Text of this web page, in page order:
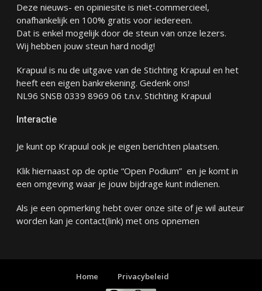
Deze nieuws- en opiniesite is niet-commercieel,
onafhankelijk en 100% gratis voor iedereen.
Dat is enkel mogelijk door de steun van onze lezers.
Wij hebben jouw steun hard nodig!
Krapuul is nu de uitgave van de Stichting Krapuul en het
heeft een eigen bankrekening. Gedenk ons!
NL96 SNSB 0339 8969 06 t.n.v. Stichting Krapuul
Interactie
Je kunt op Krapuul ook je eigen berichten plaatsen.
Klik hiernaast op de optie “Open Podium” en je komt in
een omgeving waar je jouw bijdrage kunt indienen.
Als je een opmerking hebt over onze site of je wil auteur
worden kan je contact(link) met ons opnemen
Home Privacybeleid